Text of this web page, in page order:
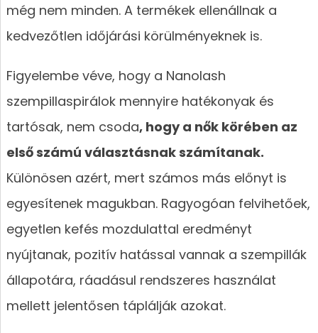
még nem minden. A termékek ellenállnak a
kedvezőtlen időjárási körülményeknek is.
Figyelembe véve, hogy a Nanolash
szempillaspirálok mennyire hatékonyak és
tartósak, nem csoda, hogy a nők körében az
első számú választásnak számítanak.
Különösen azért, mert számos más előnyt is
egyesítenek magukban. Ragyogóan felvihetőek,
egyetlen kefés mozdulattal eredményt
nyújtanak, pozitív hatással vannak a szempillák
állapotára, ráadásul rendszeres használat
mellett jelentősen táplálják azokat.